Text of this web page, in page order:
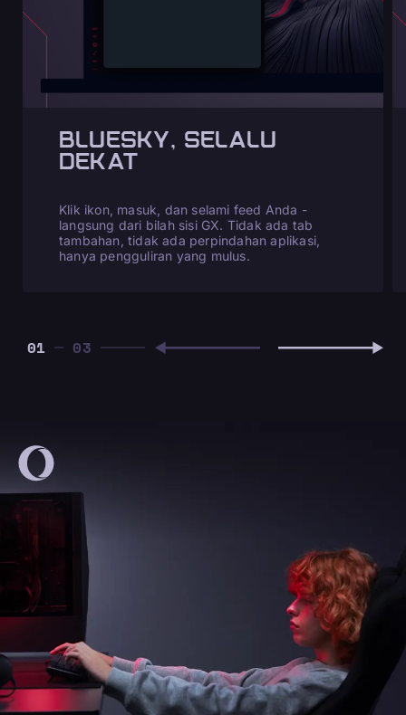
BLUESKY, SELALU
DEKAT
Klik ikon, masuk, dan selami feed Anda -
langsung dari bilah sisi GX. Tidak ada tab
tambahan, tidak ada perpindahan aplikasi,
hanya pengguliran yang mulus.
01